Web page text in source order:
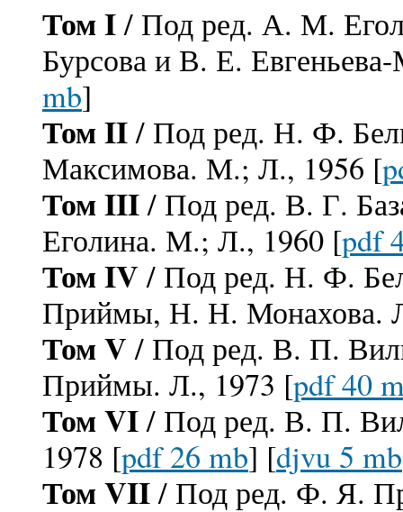
Том I/ Под ред. А. М.
Бурсова и В. Е.
mb]
Том II/ Под ред. Н. Ф.
Максимова. М.; Л., 1956 [
Том III/ Под ред. В. Г.
Еголина. М.; Л., 1960 [pdf
Том IV/ Под ред. Н. Ф.
Приймы, Н. Н. Монахова.
Том V/ Под ред. В. П.
Приймы. Л., 1973 [pdf 40
Том VI/ Под ред. В. П.
1978 [pdf 26 mb] [djvu 5 mb
Том VII/ Под ред. Ф. Я.